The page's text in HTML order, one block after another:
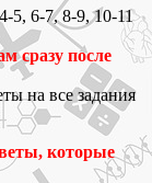
5, 6-7, 8-9, 10-11
сразу после
на все задания
которые